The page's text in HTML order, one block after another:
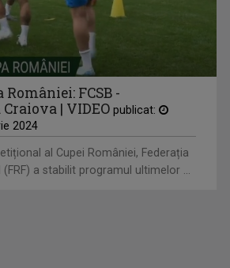
FCSB -
| VIDEO publicat:
2024
al Cupei României, Federația
a stabilit programul ultimelor ...